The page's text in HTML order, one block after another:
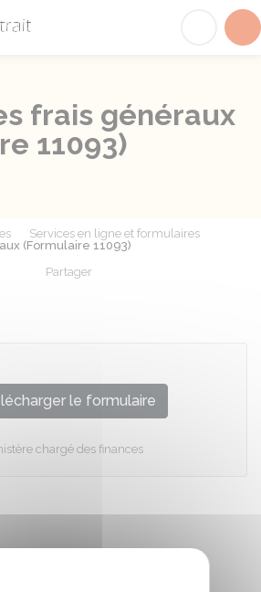
frais généraux
11093)
Services en ligne et formulaires
(Formulaire 11093)
Partager
le formulaire
chargé des finances